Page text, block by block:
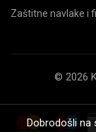
Zaštitne navlake i
© 2026
Dobrodošli na